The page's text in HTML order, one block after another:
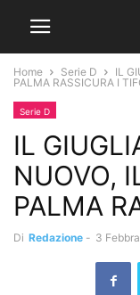
Home Serie D
IL
PALMA RASSICURA I
Serie D
IL
NUOVO,
PALMA
Di Redazione - 3